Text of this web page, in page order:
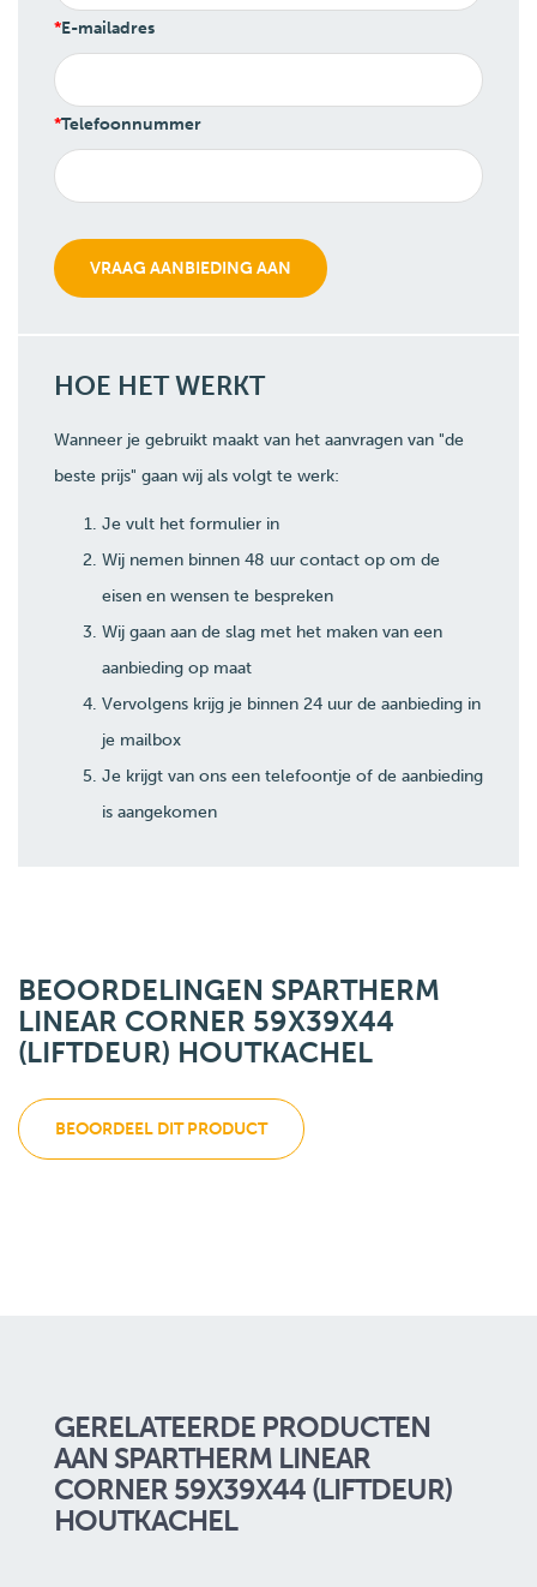
E-mailadres
Telefoonnummer
HOE HET WERKT
Wanneer je gebruikt maakt van het aanvragen van "de
beste prijs" gaan wij als volgt te werk:
Je vult het formulier in
Wij nemen binnen 48 uur contact op om de
eisen en wensen te bespreken
Wij gaan aan de slag met het maken van een
aanbieding op maat
Vervolgens krijg je binnen 24 uur de aanbieding in
je mailbox
Je krijgt van ons een telefoontje of de aanbieding
is aangekomen
BEOORDELINGEN SPARTHERM
LINEAR CORNER 59X39X44
(LIFTDEUR) HOUTKACHEL
BEOORDEEL DIT PRODUCT
GERELATEERDE PRODUCTEN
AAN SPARTHERM LINEAR
CORNER 59X39X44 (LIFTDEUR)
HOUTKACHEL